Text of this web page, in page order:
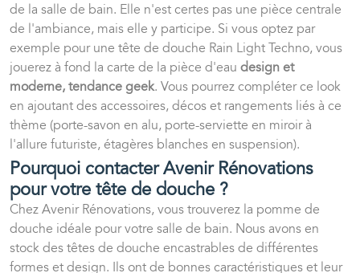
de la salle de bain. Elle n'est certes pas une pièce centrale
de l'ambiance, mais elle y participe. Si vous optez par
exemple pour une tête de douche Rain Light Techno, vous
jouerez à fond la carte de la pièce d'eau design et
moderne, tendance geek. Vous pourrez compléter ce look
en ajoutant des accessoires, décos et rangements liés à ce
thème (porte-savon en alu, porte-serviette en miroir à
l'allure futuriste, étagères blanches en suspension).
Pourquoi contacter Avenir Rénovations
pour votre tête de douche ?
Chez Avenir Rénovations, vous trouverez la pomme de
douche idéale pour votre salle de bain. Nous avons en
stock des têtes de douche encastrables de différentes
formes et design. Ils ont de bonnes caractéristiques et leur